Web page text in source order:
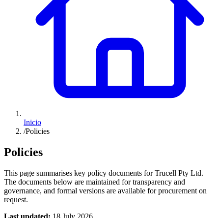
Inicio
/Policies
Policies
This page summarises key policy documents for Trucell Pty Ltd.
The documents below are maintained for transparency and
governance, and formal versions are available for procurement on
request.
Last updated: 18 July 2026